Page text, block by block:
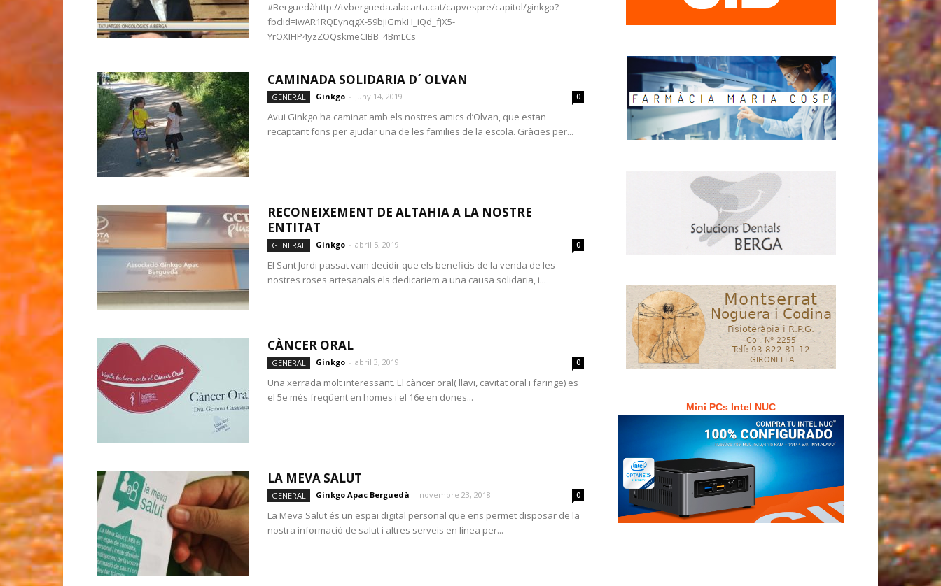
#Berguedàhttp://tvbergueda.alacarta.cat/capvespre/capitol/ginkgo?
fbclid=IwAR1RQEynqgX-59bjiGmkH_iQd_fjX5-
YrOXIHP4yzZOQskmeCIBB_4BmLCs
CAMINADA SOLIDARIA D´ OLVAN
GENERAL Ginkgo - juny 14, 2019 0
Avui Ginkgo ha caminat amb els nostres amics d’Olvan, que estan
recaptant fons per ajudar una de les families de la escola. Gràcies per...
RECONEIXEMENT DE ALTAHIA A LA NOSTRE
ENTITAT
GENERAL Ginkgo - abril 5, 2019 0
El Sant Jordi passat vam decidir que els beneficis de la venda de les
nostres roses artesanals els dedicariem a una causa solidaria, i...
CÀNCER ORAL
GENERAL Ginkgo - abril 3, 2019 0
Una xerrada molt interessant. El càncer oral( llavi, cavitat oral i faringe) es
el 5e més freqüent en homes i el 16e en dones...
LA MEVA SALUT
GENERAL Ginkgo Apac Berguedà - novembre 23, 2018 0
La Meva Salut és un espai digital personal que ens permet disposar de la
nostra informació de salut i altres serveis en linea per...
Mini PCs Intel NUC